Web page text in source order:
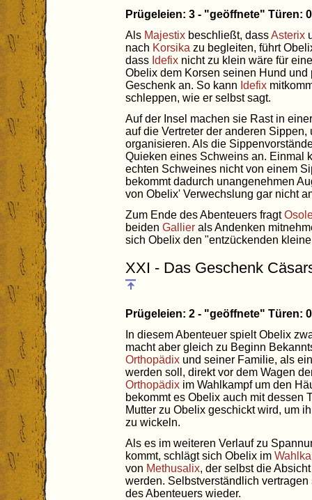
Prügeleien: 3 - "geöffnete" Türen:
Als Majestix beschließt, dassAsterix
nach Korsika zu begleiten, führt
dass Idefix nicht zu klein wäre für
Obelix dem Korsen seinen Hund
Geschenk an. So kann Idefix
schleppen, wie er selbst sagt.
Auf der Insel machen sie Rast in
auf die Vertreter der anderen Sippen,
organisieren. Als die
Quieken eines Schweins an. Einmal
echten Schweines nicht von einem
bekommt dadurch unangenehmen
von Obelix' Verwechslung gar nicht
Zum Ende des Abenteuers fragt
beiden Gallier als Andenken
sich Obelix den "entzückenden
XXI - Das Geschenk
Prügeleien: 2 - "geöffnete" Türen:
In diesem Abenteuer spielt Obelix
macht aber gleich zu Beginn
Orthopädix und seiner Familie, als
werden soll, direkt vor dem Wagen
Orthopädix im Wahlkampf um den
bekommt es Obelix auch mit dessen
Mutter zu Obelix geschickt wird, um
zu wickeln.
Als es im weiteren Verlauf zu
kommt, schlägt sich Obelix im
von Methusalix, der selbst die
werden. Selbstverständlich
des Abenteuers wieder.